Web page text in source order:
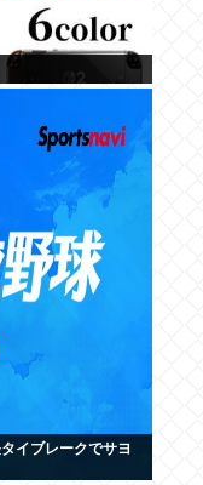
イブレークでサヨ